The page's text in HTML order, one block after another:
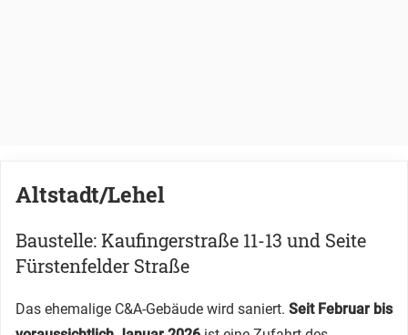
Altstadt/Lehel
Baustelle: Kaufingerstraße 11-13 und Seite
Fürstenfelder Straße
Das ehemalige C&A-Gebäude wird saniert. Seit Februar bis